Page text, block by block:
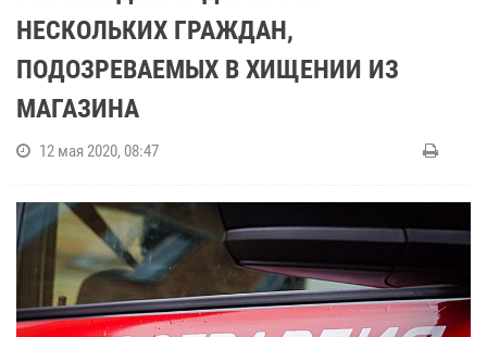
НЕСКОЛЬКИХ ГРАЖДАН,
ПОДОЗРЕВАЕМЫХ В ХИЩЕНИИ ИЗ
МАГАЗИНА
12 мая 2020, 08:47